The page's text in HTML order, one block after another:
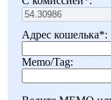
Адрес кошелька*:
Memo/Tag: